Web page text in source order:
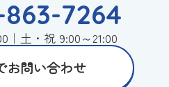
7264
｜土・祝 9:00～21:00
お問い合わせ